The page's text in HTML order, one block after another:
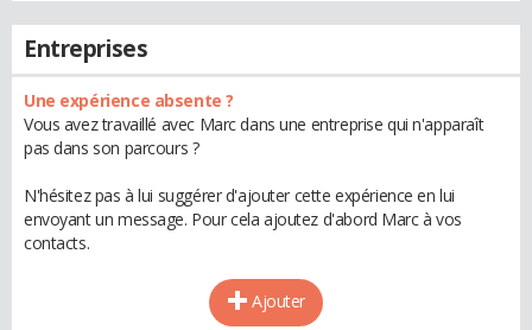
Entreprises
Une expérience absente ?
Vous avez travaillé avec Marc dans une entreprise qui n'apparaît
pas dans son parcours ?
N'hésitez pas à lui suggérer d'ajouter cette expérience en lui
envoyant un message. Pour cela ajoutez d'abord Marc à vos
contacts.
Ajouter